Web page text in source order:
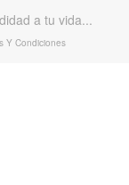
a tu vida...
Y Condiciones